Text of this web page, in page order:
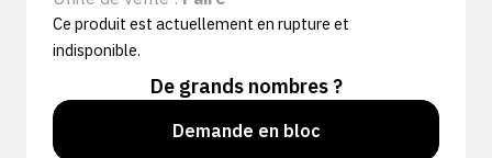
Ce produit est actuellement en rupture et
indisponible.
De grands nombres ?
Demande en bloc